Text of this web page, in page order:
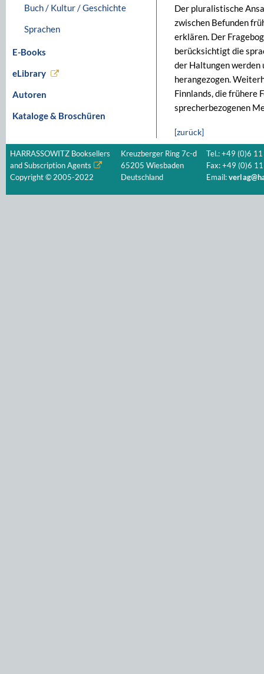
Buch / Kultur / Geschichte
Sprachen
E-Books
eLibrary
Autoren
Kataloge & Broschüren
Der pluralistische
zwischen Befunden
erklären. Der
berücksichtigt die
der Haltungen werden
herangezogen.
Finnlands, die frühere
sprecherbezogenen
[zurück]
HARRASSOWITZ Booksellers
and Subscription Agents
Copyright © 2005-2022
Kreuzberger Ring 7c-d
65205 Wiesbaden
Deutschland
Tel.: +49 (0)6
Fax: +49 (0)6
Email: